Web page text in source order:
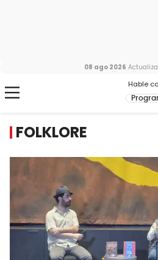
Hable
08 ago 2026
FOLKLORE